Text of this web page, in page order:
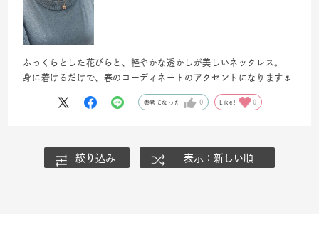
ふっくらとした花びらと、軽やかな透かしが美しいネックレス。
身に着けるだけで、春のコーディネートのアクセントになります🌷
参考になった 0 Like! 0
絞り込み 表示：新しい順